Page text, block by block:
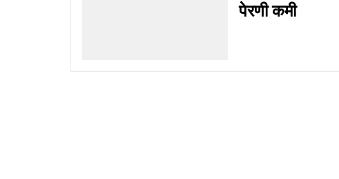
पेरणी कमी